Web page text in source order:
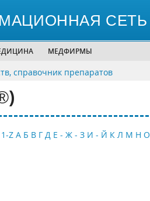
СЕТЬ
МЕДФИРМЫ
справочник препаратов
1-Z А Б В Г Д Е - Ж - З И - Й К Л М Н О